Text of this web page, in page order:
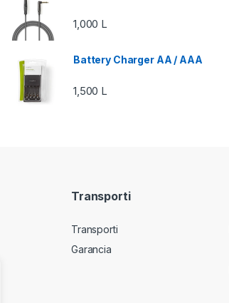
1,000 L
Battery Charger AA / AAA
1,500 L
Transporti
Transporti
Garancia